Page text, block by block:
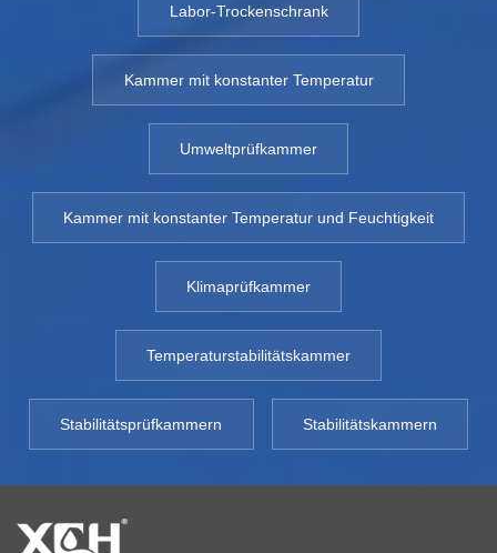
Labor-Trockenschrank
Kammer mit konstanter Temperatur
Umweltprüfkammer
Kammer mit konstanter Temperatur und Feuchtigkeit
Klimaprüfkammer
Temperaturstabilitätskammer
Stabilitätsprüfkammern Stabilitätskammern